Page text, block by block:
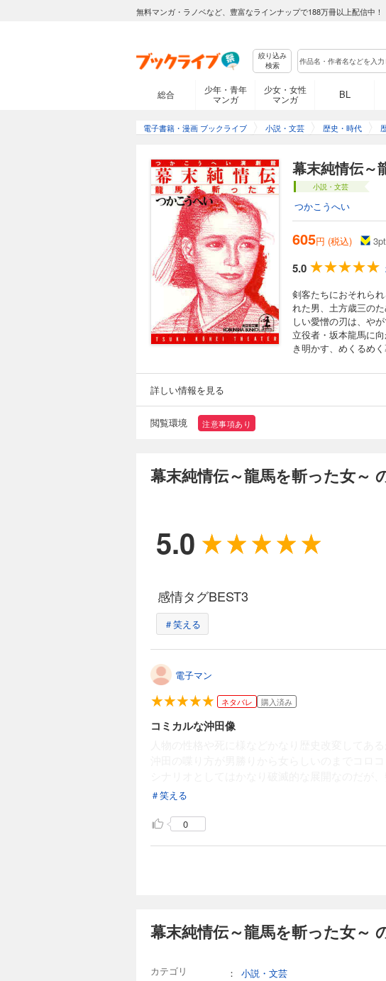
無料マンガ・ラノベなど、豊富なラインナップで188万冊以上配信中！
絞り込み
検索
総合
少年・青年
マンガ
少女・女性
マンガ
BL
電子書籍・漫画 ブックライブ 小説・文芸 歴史・時代
幕末純情伝～
小説・文芸
つかこうへい
605円 (税込) 3pt
5.0
剣客たちにおそれら
れた男、土方歳三の
しい愛憎の刃は、や
立役者・坂本龍馬に
き明かす、めくるめく
詳しい情報を見る
閲覧環境 注意事項あり
幕末純情伝～龍馬を斬った女～
5.0
感情タグBEST3
＃笑える
電子マン
ネタバレ 購入済み
コミカルな沖田像
＃笑える
0
幕末純情伝～龍馬を斬った女～
カテゴリ ：
小説・文芸